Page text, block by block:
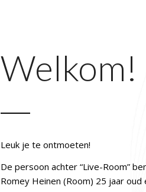
Welkom!
Leuk je te ontmoeten!
De persoon achter “Live-Room”
Romey Heinen (Room) 25 jaar oud